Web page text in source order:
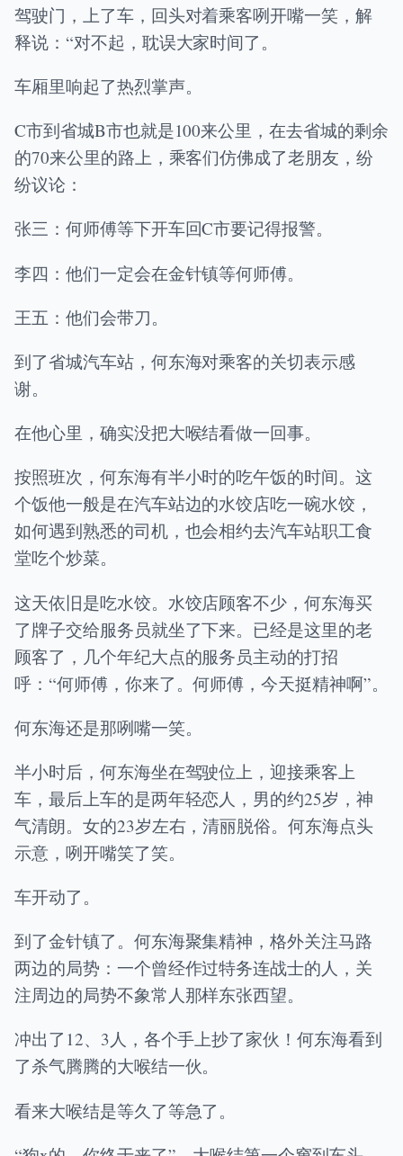
驾驶门，上了车，回头对着乘客咧开嘴一笑，解
释说：“对不起，耽误大家时间了。
车厢里响起了热烈掌声。
C市到省城B市也就是100来公里，在去省城的剩余
的70来公里的路上，乘客们仿佛成了老朋友，纷
纷议论：
张三：何师傅等下开车回C市要记得报警。
李四：他们一定会在金针镇等何师傅。
王五：他们会带刀。
到了省城汽车站，何东海对乘客的关切表示感
谢。
在他心里，确实没把大喉结看做一回事。
按照班次，何东海有半小时的吃午饭的时间。这
个饭他一般是在汽车站边的水饺店吃一碗水饺，
如何遇到熟悉的司机，也会相约去汽车站职工食
堂吃个炒菜。
这天依旧是吃水饺。水饺店顾客不少，何东海买
了牌子交给服务员就坐了下来。已经是这里的老
顾客了，几个年纪大点的服务员主动的打招
呼：“何师傅，你来了。何师傅，今天挺精神啊”。
何东海还是那咧嘴一笑。
半小时后，何东海坐在驾驶位上，迎接乘客上
车，最后上车的是两年轻恋人，男的约25岁，神
气清朗。女的23岁左右，清丽脱俗。何东海点头
示意，咧开嘴笑了笑。
车开动了。
到了金针镇了。何东海聚集精神，格外关注马路
两边的局势：一个曾经作过特务连战士的人，关
注周边的局势不象常人那样东张西望。
冲出了12、3人，各个手上抄了家伙！何东海看到
了杀气腾腾的大喉结一伙。
看来大喉结是等久了等急了。